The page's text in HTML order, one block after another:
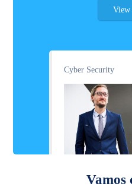
Cyber Security
View
Vamos